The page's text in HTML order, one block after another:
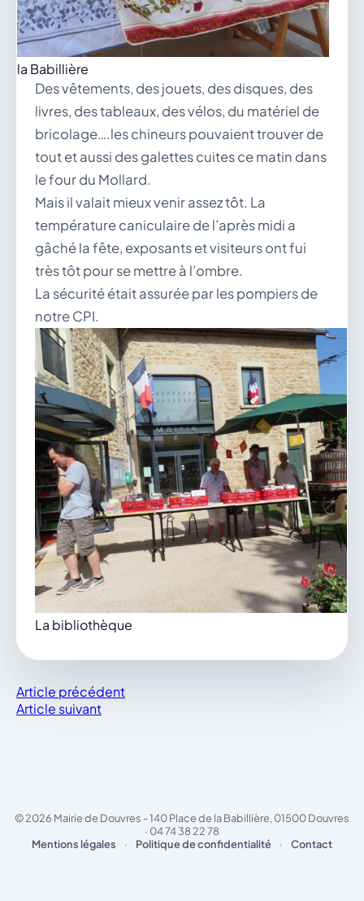
la Babillière
Des vêtements, des jouets, des disques, des
livres, des tableaux, des vélos, du matériel de
bricolage….les chineurs pouvaient trouver de
tout et aussi des galettes cuites ce matin dans
le four du Mollard.
Mais il valait mieux venir assez tôt. La
température caniculaire de l’après midi a
gâché la fête, exposants et visiteurs ont fui
très tôt pour se mettre à l’ombre.
La sécurité était assurée par les pompiers de
notre CPI.
La bibliothèque
Article précédent
Article suivant
© 2026 Mairie de Douvres - 140 Place de la Babillière, 01500 Douvres
· 04 74 38 22 78
Mentions légales
· Politique de confidentialité · Contact